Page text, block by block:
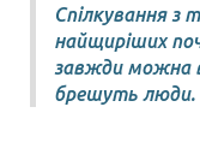
Спілкування з
найщиріших
завжди можна
брешуть люди.